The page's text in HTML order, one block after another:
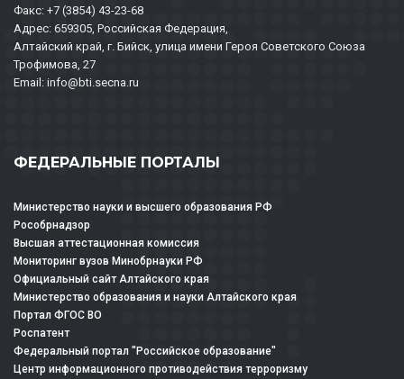
Факс: +7 (3854) 43-23-68
Адрес: 659305, Российская Федерация,
Алтайский край, г. Бийск, улица имени Героя Советского Союза
Трофимова, 27
Email: info@bti.secna.ru
ФЕДЕРАЛЬНЫЕ ПОРТАЛЫ
Министерство науки и высшего образования РФ
Рособрнадзор
Высшая аттестационная комиссия
Мониторинг вузов Минобрнауки РФ
Официальный сайт Алтайского края
Министерство образования и науки Алтайского края
Портал ФГОС ВО
Роспатент
Федеральный портал "Российское образование"
Центр информационного противодействия терроризму